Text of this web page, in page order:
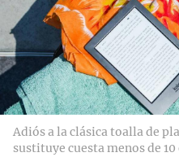
Adiós a la clásica toalla de
sustituye cuesta menos de 10